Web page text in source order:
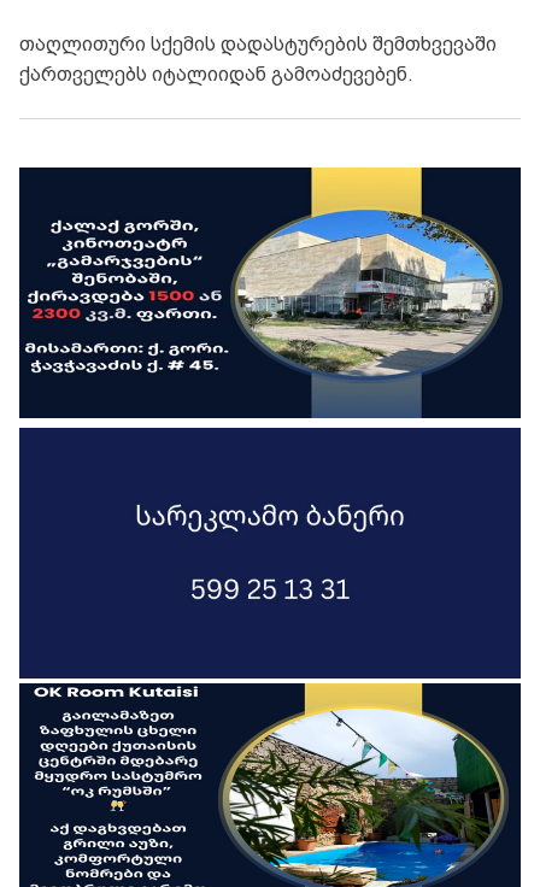
თაღლითური სქემის დადასტურების შემთხვევაში
ქართველებს იტალიიდან გამოაძევებენ.